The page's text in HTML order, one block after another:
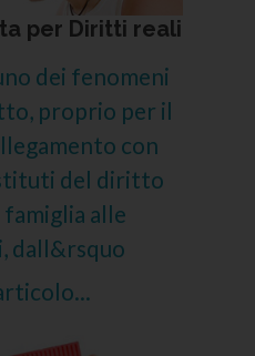
per Diritti reali
dei fenomeni
proprio per il
con
del diritto
alle
dall&rsquo